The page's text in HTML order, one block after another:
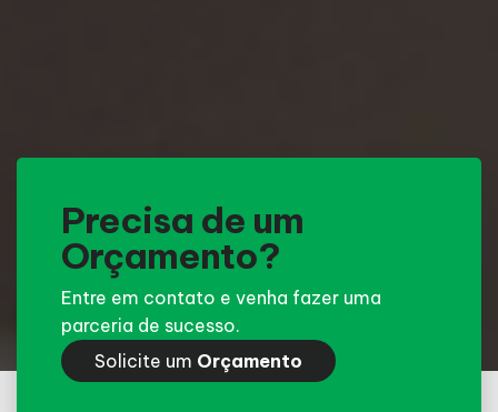
Precisa de um
Orçamento?
Entre em contato e venha fazer uma
parceria de sucesso.
Solicite um Orçamento